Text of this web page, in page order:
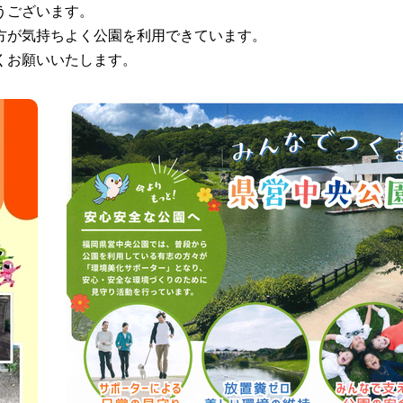
ざいます。
気持ちよく公園を利用できています。
願いいたします。